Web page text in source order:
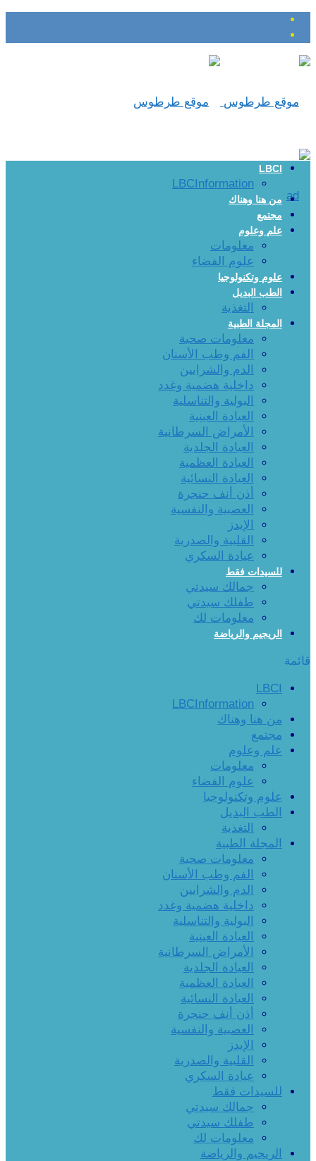
LBCI
LBCInformation
من هنا وهناك
مجتمع
علم وعلوم
معلومات
علوم الفضاء
علوم وتكنولوجيا
الطب البديل
التغذية
المجلة الطبية
معلومات صحية
الفم وطب الأسنان
الدم والشرايين
داخلية هضمية وغدد
البولية والتناسلية
العيادة العينية
الأمراض السرطانية
العيادة الجلدية
العيادة العظمية
العيادة النسائية
أذن أنف حنجرة
العصبية والنفسية
الإيدز
القلبية والصدرية
عيادة السكري
للسيدات فقط
جمالك سيدتي
طفلك سيدتي
معلومات لك
الريجيم والرياضة
قائمة
LBCI
LBCInformation
من هنا وهناك
مجتمع
علم وعلوم
معلومات
علوم الفضاء
علوم وتكنولوجيا
الطب البديل
التغذية
المجلة الطبية
معلومات صحية
الفم وطب الأسنان
الدم والشرايين
داخلية هضمية وغدد
البولية والتناسلية
العيادة العينية
الأمراض السرطانية
العيادة الجلدية
العيادة العظمية
العيادة النسائية
أذن أنف حنجرة
العصبية والنفسية
الإيدز
القلبية والصدرية
عيادة السكري
للسيدات فقط
جمالك سيدتي
طفلك سيدتي
معلومات لك
الريجيم والرياضة